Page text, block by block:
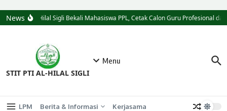
News
STIT Al-Hilal Sigli Bekali Mahasiswa PPL, Cetak Calon Guru Profesional dan
STIT PTI AL-HILAL SIGLI
Menu
LPM Berita & Informasi Kerjasama